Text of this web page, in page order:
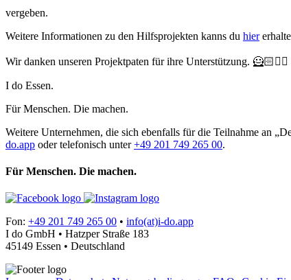
vergeben.
Weitere Informationen zu den Hilfsprojekten kanns du hier
Wir danken unseren Projektpaten für ihre Unterstützung. 🦸🏻🦸‍♂️
I do Essen.
Für Menschen. Die machen.
Weitere Unternehmen, die sich ebenfalls für die Teilnahme an
do.app oder telefonisch unter+49 201 749 265 00.
Für Menschen. Die machen.
Fon: +49 201 749 265 00 • info(at)i-do.app
I do GmbH • Hatzper Straße 183
45149 Essen • Deutschland